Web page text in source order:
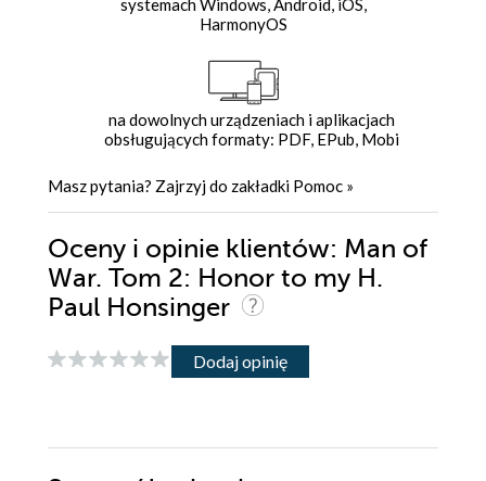
systemach Windows, Android, iOS,
HarmonyOS
na dowolnych urządzeniach i aplikacjach
obsługujących formaty: PDF, EPub, Mobi
Masz pytania? Zajrzyj do zakładki Pomoc »
Oceny i opinie klientów: Man of
War. Tom 2: Honor to my H.
Paul Honsinger
Dodaj opinię